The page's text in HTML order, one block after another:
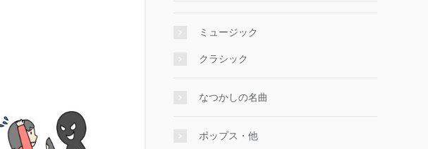
ミュージック
クラシック
なつかしの名曲
ポップス・他